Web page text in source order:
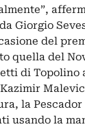
Giorgio
del
quella del
di Topolino
la Pescador
usando la